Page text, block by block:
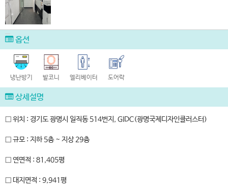
옵션
냉난방기 발코니 엘리베이터 도어락
상세설명
□ 위치 : 경기도 광명시 일직동 514번지, GIDC(광명국제디자인클러스터)
□ 규모 : 지하 5층 ~ 지상 29층
□ 연면적 : 81,405평
□ 대지면적 : 9,941평